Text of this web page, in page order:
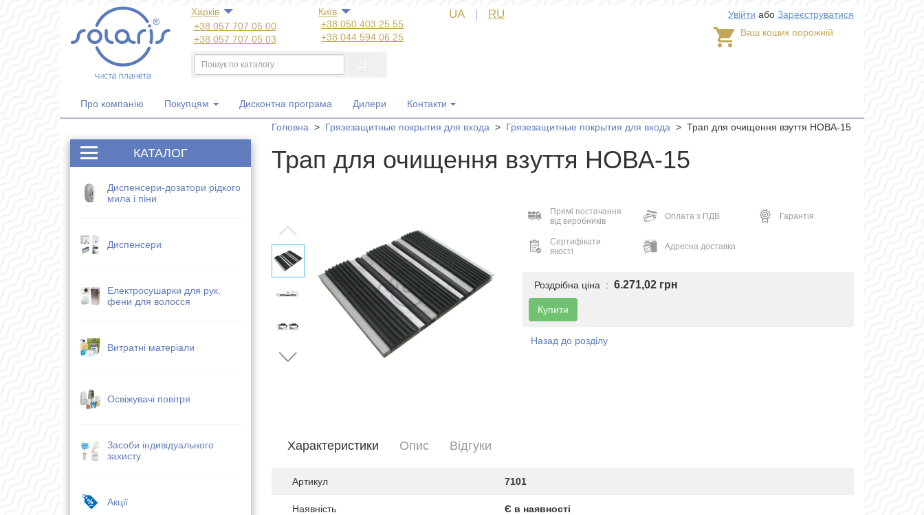
Увійти або Зареєструватися
Харкiв
+38 057 707 05 00
+38 057 707 05 03
+38 050 300 06 77
+38 067 533 81 21
+38 063 707 05 00
Київ
+38 050 403 25 55
+38 044 594 06 25
+38 067 554 50 60
UA | RU
Ваш кошик порожній
Про компанію Покупцям Дисконтна програма Дилери Контакти
Головна > Грязезащитные покрытия для входа > Грязезащитные покрытия для входа > Трап для очищення взуття НОВА-15
КАТАЛОГ
Диспенсери-дозатори рідкого
мила і піни
Диспенсери
Електросушарки для рук,
фени для волосся
Витратні матеріали
Освіжувачі повітря
Засоби індивідуального
захисту
Акції
Трап для очищення взуття НОВА-15
Прямі постачання
від виробників
Оплата з ПДВ Гарантія
Сертифікати
якості
Адресна доставка
Роздрібна ціна :6.271,02 грн
Купити
Назад до розділу
Характеристики Опис Вiдгуки
Артикул 7101
Наявність Є в наявності